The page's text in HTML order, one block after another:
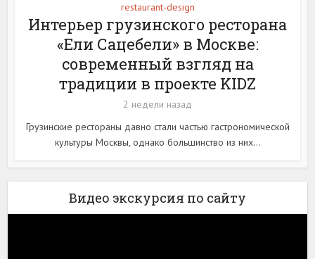
restaurant-design
Интерьер грузинского ресторана
«Ели Сацебели» в Москве:
современный взгляд на
традиции в проекте KIDZ
2 недели назад
Грузинские рестораны давно стали частью гастрономической
культуры Москвы, однако большинство из них...
Видео экскурсия по сайту